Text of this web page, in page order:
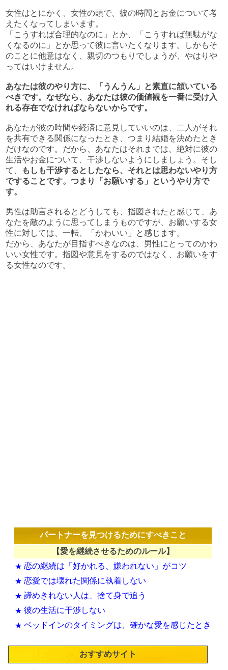
女性はとにかく、女性の頭で、彼の時間とお金について考
えたくなってしまいます。
「こうすれば合理的なのに」とか、「こうすれば無駄がな
くなるのに」とか思って彼に言いたくなります。しかもそ
のことに他意はなく、親切のつもりでしょうが、やはりや
ってはいけません。
あなたは彼のやり方に、「うんうん」と素直に頷いている
べきです。なぜなら、あなたは彼の価値観を一番に受け入
れる存在でなければならないからです。
あなたが彼の時間や経済に意見していいのは、二人がそれ
を共有できる関係になったとき、つまり結婚を決めたとき
だけなのです。だから、あなたはそれまでは、絶対に彼の
生活やお金について、干渉しないようにしましょう。そし
て、
もしも干渉するとしたなら、それとは思わないやり方
ですることです。つまり「お願いする」というやり方で
す。
男性は助言されるとどうしても、指図されたと感じて、あ
なたを敵のように思ってしまうものですが、お願いする女
性に対しては、一転、「かわいい」と感じます。
だから、あなたが目指すべきなのは、男性にとってのかわ
いい女性です。指図や意見をするのではなく、お願いをす
る女性なのです。
パートナーを見つけるためにすべきこと
【愛を継続させるためのルール】
★ 恋の継続は「好かれる、嫌われない」がコツ
★ 恋愛では壊れた関係に執着しない
★ 諦めきれない人は、捨て身で追う
★ 彼の生活に干渉しない
★ ベッドインのタイミングは、確かな愛を感じたとき
おすすめサイト